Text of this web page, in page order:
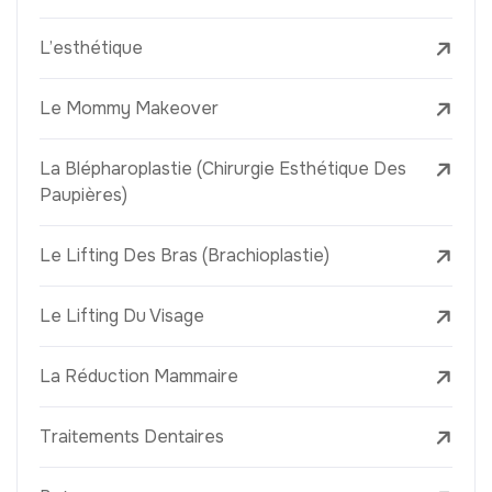
L’esthétique
Le Mommy Makeover
La Blépharoplastie (Chirurgie Esthétique Des
Paupières)
Le Lifting Des Bras (Brachioplastie)
Le Lifting Du Visage
La Réduction Mammaire
Traitements Dentaires